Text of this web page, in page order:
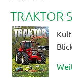
TRAKTOR